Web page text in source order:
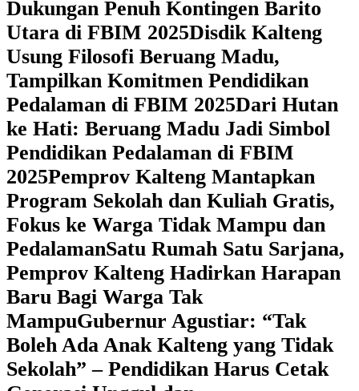
Dukungan Penuh Kontingen Barito
Utara di FBIM 2025Disdik Kalteng
Usung Filosofi Beruang Madu,
Tampilkan Komitmen Pendidikan
Pedalaman di FBIM 2025‎Dari Hutan
ke Hati: Beruang Madu Jadi Simbol
Pendidikan Pedalaman di FBIM
2025‎Pemprov Kalteng Mantapkan
Program Sekolah dan Kuliah Gratis,
Fokus ke Warga Tidak Mampu dan
Pedalaman‎Satu Rumah Satu Sarjana,
Pemprov Kalteng Hadirkan Harapan
Baru Bagi Warga Tak
Mampu‎Gubernur Agustiar: “Tak
Boleh Ada Anak Kalteng yang Tidak
Sekolah” – Pendidikan Harus Cetak